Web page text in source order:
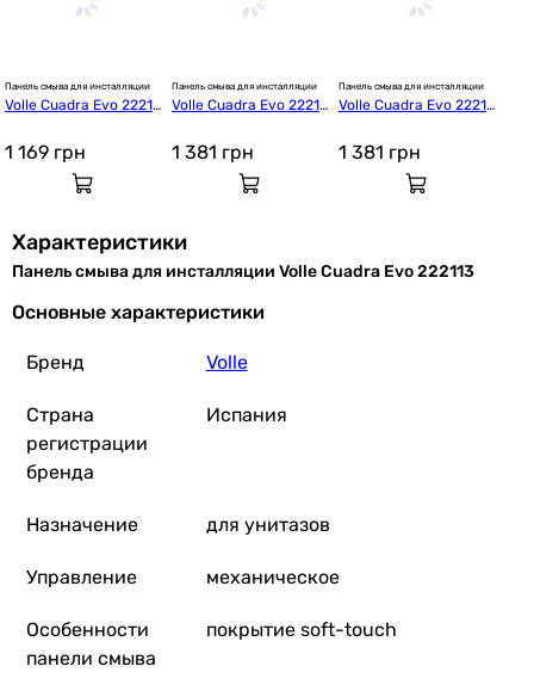
Панель смыва для инсталляции
Volle Cuadra Evo 22211
1 169 грн
Панель смыва для инсталляции
Volle Cuadra Evo 22211
1 381 грн
Панель смыва для инсталляции
Volle Cuadra Evo 22211
1 381 грн
Характеристики
Панель смыва для инсталляции Volle Cuadra Evo 222113
Основные характеристики
Бренд Volle
Страна
регистрации
бренда
Испания
Назначение для унитазов
Управление механическое
Особенности
панели смыва
покрытие soft-touch